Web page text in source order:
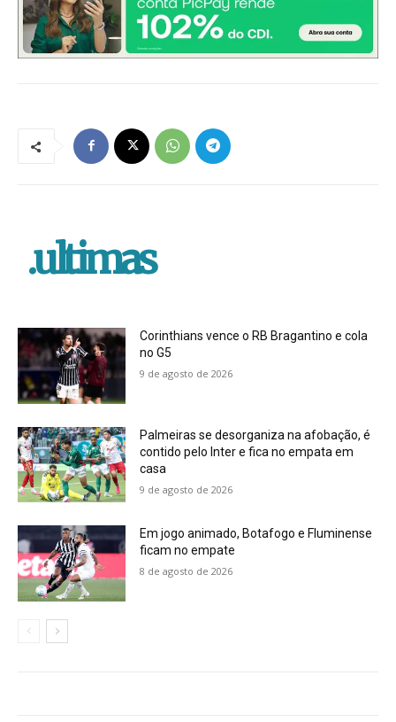
.ultimas
Corinthians vence o RB Bragantino e cola
no G5
9 de agosto de 2026
Palmeiras se desorganiza na afobação, é
contido pelo Inter e fica no empata em
casa
9 de agosto de 2026
Em jogo animado, Botafogo e Fluminense
ficam no empate
8 de agosto de 2026